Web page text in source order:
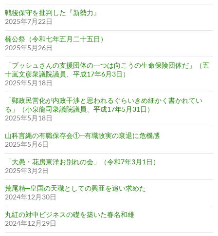
戦後保守を批判した『新勢力』
2025年7月22日
楠公祭（令和七年五月二十五日）
2025年5月26日
「ブッシュさんの支援団体の一つは向こうの生命保険団体だ」（五
十嵐文彦衆議院議員、平成17年6月3日）
2025年5月18日
「郵政民営化が内政干渉と思われるぐらいきめ細かく書かれてい
る」（小泉龍司衆議院議員、平成17年5月31日）
2025年5月18日
山科言縄の有職保存会①─有職故実の衰退に危機感
2025年5月6日
「大愚・花房東洋お別れの会」（令和7年3月1日）
2025年3月2日
荒尾精─皇国の天職としての興亜を追い求めた
2024年12月30日
丸紅の対中ビジネスの礎を築いた春名和雄
2024年12月29日